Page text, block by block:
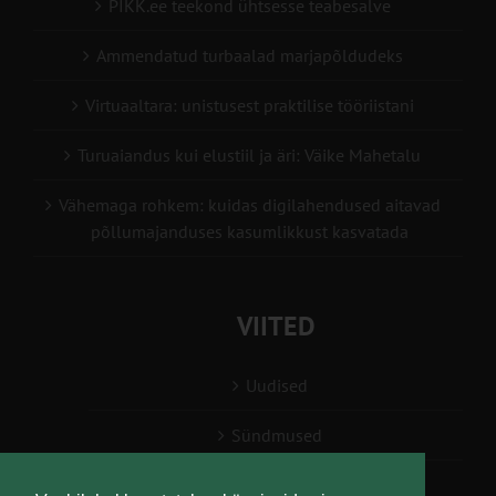
PIKK.ee teekond ühtsesse teabesalve
Ammendatud turbaalad marjapõldudeks
Virtuaaltara: unistusest praktilise tööriistani
Turuaiandus kui elustiil ja äri: Väike Mahetalu
Vähemaga rohkem: kuidas digilahendused aitavad
põllumajanduses kasumlikkust kasvatada
VIITED
Uudised
Sündmused